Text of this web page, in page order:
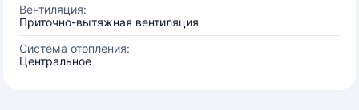
Вентиляция:
Приточно-вытяжная вентиляция
Система отопления:
Центральное